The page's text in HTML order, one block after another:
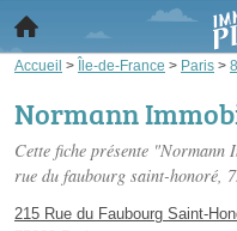
Accueil > Île-de-France > Paris >
Normann
Cette fiche présente "Normann
rue du faubourg saint-honoré,
215 Rue du Faubourg Saint-